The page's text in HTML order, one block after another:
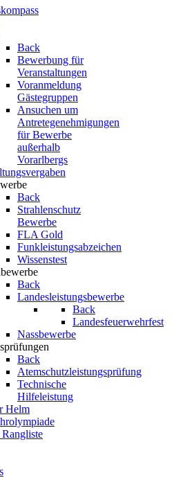
Back
Bewerbung für
Veranstaltungen
Voranmeldung
Gästegruppen
Ansuchen um
Antretegenehmigungen
für Bewerbe
außerhalb
Vorarlbergs
Back
Strahlenschutz
Bewerbe
FLA Gold
Funkleistungsabzeichen
Wissenstest
Back
Landesleistungsbewerbe
Back
Landesfeuerwehrfest
Nassbewerbe
Back
Atemschutzleistungsprüfung
Technische
Hilfeleistung
Helm